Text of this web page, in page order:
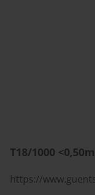
T18/1000
https://